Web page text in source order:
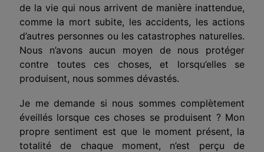
de la vie qui nous arrivent de manière inattendue,
comme la mort subite, les accidents, les actions
d’autres personnes ou les catastrophes naturelles.
Nous n’avons aucun moyen de nous protéger
contre toutes ces choses, et lorsqu’elles se
produisent, nous sommes dévastés.
Je me demande si nous sommes complètement
éveillés lorsque ces choses se produisent ? Mon
propre sentiment est que le moment présent, la
totalité de chaque moment, n’est perçu de